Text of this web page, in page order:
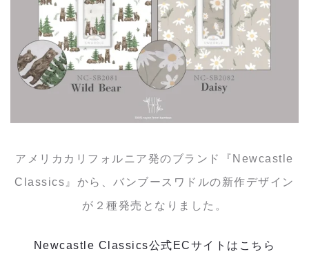
アメリカカリフォルニア発のブランド『Newcastle
Classics』から、バンブースワドルの新作デザイン
が２種発売となりました。
Newcastle Classics公式ECサイトはこちら